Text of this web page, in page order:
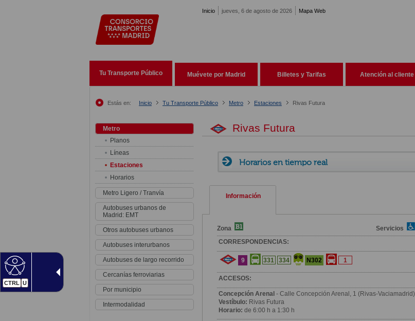
CTRL U
Inicio jueves, 6 de agosto de 2026 Mapa Web
Tu Transporte Público Muévete por Madrid Billetes y Tarifas Atención al cliente
Estás en: Inicio Tu Transporte Público Metro Estaciones Rivas Futura
Metro
Planos
Líneas
Estaciones
Horarios
Metro Ligero / Tranvía
Autobuses urbanos de
Madrid: EMT
Otros autobuses urbanos
Autobuses interurbanos
Autobuses de largo recorrido
Cercanías ferroviarias
Por municipio
Intermodalidad
Rivas Futura
Horarios en tiempo real
Información
Zona
Servicios
CORRESPONDENCIAS:
9 331 334 N302 1
ACCESOS:
Concepción Arenal - Calle Concepción Arenal, 1 (Rivas-Vaciamadrid)
Vestíbulo: Rivas Futura
Horario: de 6:00 h a 1:30 h